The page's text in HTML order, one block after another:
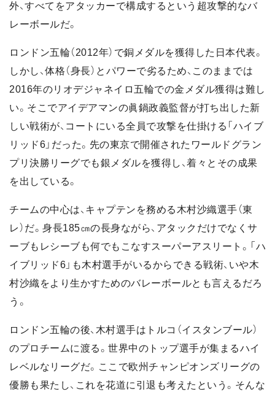
外、すべてをアタッカーで構成するという超攻撃的なバ
レーボールだ。
ロンドン五輪（2012年）で銅メダルを獲得した日本代表。
しかし、体格（身長）とパワーで劣るため、このままでは
2016年のリオデジャネイロ五輪での金メダル獲得は難し
い。そこでアイデアマンの眞鍋政義監督が打ち出した新
しい戦術が、コートにいる全員で攻撃を仕掛ける「ハイブ
リッド6」だった。先の東京で開催されたワールドグラン
プリ決勝リーグでも銀メダルを獲得し、着々とその成果
を出している。
チームの中心は、キャプテンを務める木村沙織選手（東
レ）だ。身長185㎝の長身ながら、アタックだけでなくサ
ーブもレシーブも何でもこなすスーパーアスリート。「ハ
イブリッド6」も木村選手がいるからできる戦術、いや木
村沙織をより生かすためのバレーボールとも言えるだろ
う。
ロンドン五輪の後、木村選手はトルコ（イスタンブール）
のプロチームに渡る。世界中のトップ選手が集まるハイ
レベルなリーグだ。ここで欧州チャンピオンズリーグの
優勝も果たし、これを花道に引退も考えたという。そんな